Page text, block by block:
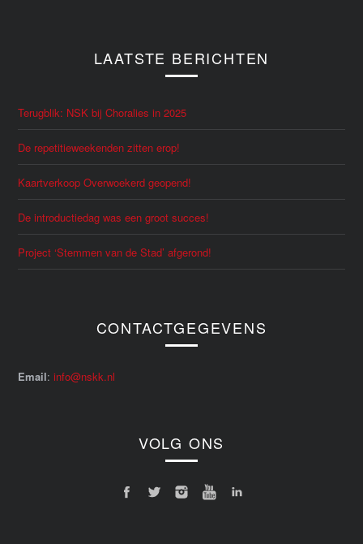
LAATSTE BERICHTEN
Terugblik: NSK bij Choralies in 2025
De repetitieweekenden zitten erop!
Kaartverkoop Overwoekerd geopend!
De introductiedag was een groot succes!
Project ‘Stemmen van de Stad’ afgerond!
CONTACTGEGEVENS
Email:info@nskk.nl
VOLG ONS